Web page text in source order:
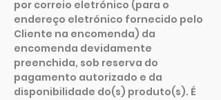
por correio eletrónico (para o
endereço eletrónico fornecido pelo
Cliente na encomenda) da
encomenda devidamente
preenchida, sob reserva do
pagamento autorizado e da
disponibilidade do(s) produto(s). É